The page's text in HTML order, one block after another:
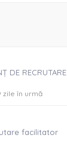
DE RECRUTARE
zile în urmă
facilitator